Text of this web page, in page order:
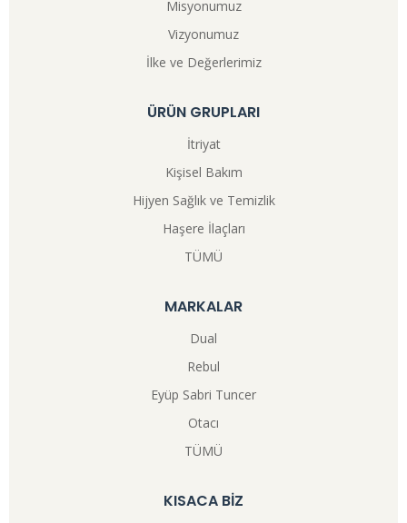
Misyonumuz
Vizyonumuz
İlke ve Değerlerimiz
ÜRÜN GRUPLARI
İtriyat
Kişisel Bakım
Hijyen Sağlık ve Temizlik
Haşere İlaçları
TÜMÜ
MARKALAR
Dual
Rebul
Eyüp Sabri Tuncer
Otacı
TÜMÜ
KISACA BİZ